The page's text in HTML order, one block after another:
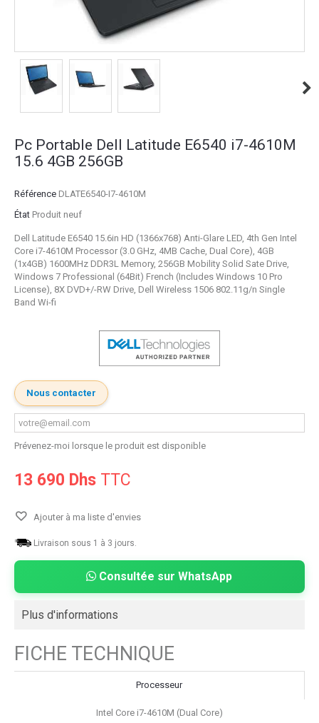
Pc Portable Dell Latitude E6540 i7-4610M
15.6 4GB 256GB
Référence DLATE6540-I7-4610M
État Produit neuf
Dell Latitude E6540 15.6in HD (1366x768) Anti-Glare LED, 4th Gen Intel
Core i7-4610M Processor (3.0 GHz, 4MB Cache, Dual Core), 4GB
(1x4GB) 1600MHz DDR3L Memory, 256GB Mobility Solid Sate Drive,
Windows 7 Professional (64Bit) French (Includes Windows 10 Pro
License), 8X DVD+/-RW Drive, Dell Wireless 1506 802.11g/n Single
Band Wi-fi
Nous contacter
Prévenez-moi lorsque le produit est disponible
13 690 Dhs TTC
Ajouter à ma liste d'envies
Livraison sous 1 à 3 jours.
Consultée sur WhatsApp
Plus d'informations
FICHE TECHNIQUE
Processeur
Intel Core i7-4610M (Dual Core)